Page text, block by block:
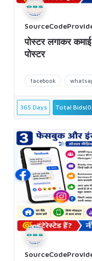
facebook
पोस्टर लगाकर
पोस्टर
365 Days Total